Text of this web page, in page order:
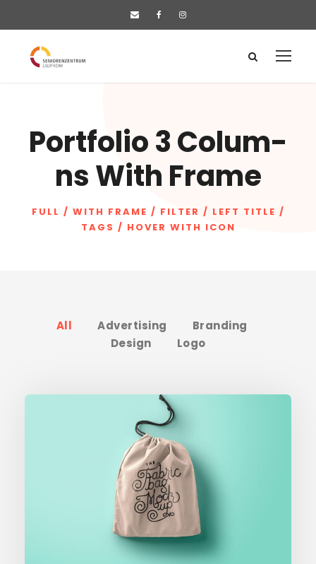
Port­fo­lio 3 Colum­
ns With Frame
FULL / WITH FRAME / FILTER / LEFT TITLE /
TAGS / HOVER WITH ICON
All Advertising
Branding
Design
Logo